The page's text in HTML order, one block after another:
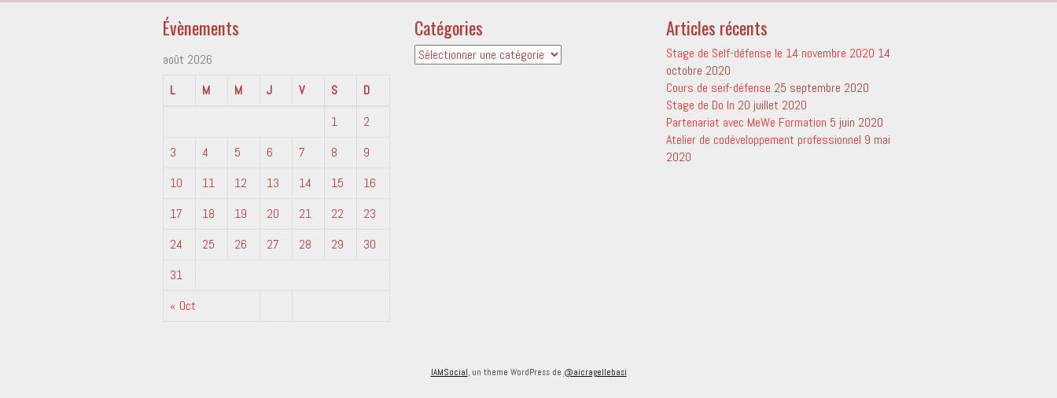
Évènements
août 2026
L
M M J V S D
« Oct
1
2
3
4 5 6 7 8
9
10
11 12 13 14 15
16
17
18 19 20 21 22
23
24
25 26 27 28 29
30
31
Catégories
Catégories
Articles récents
Stage de Self-défense le 14 novembre 2020 14
octobre 2020
Cours de seif-défense 25 septembre 2020
Stage de Do In 20 juillet 2020
Partenariat avec MeWe Formation 5 juin 2020
Atelier de codéveloppement professionnel 9 mai
2020
IAMSocial, un theme WordPress de @aicragellebasi